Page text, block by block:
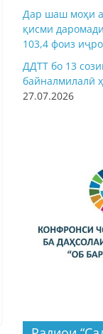
Дар шаш моҳи
қисми
103,4 фоиз
ДДТТ бо 13
байналмилалӣ
27.07.2026